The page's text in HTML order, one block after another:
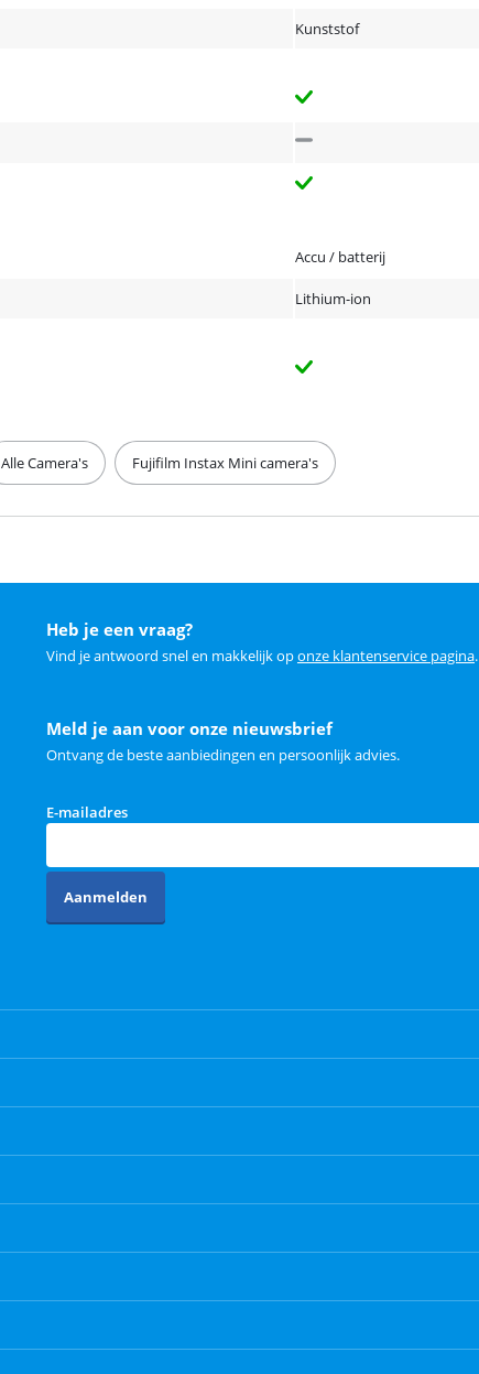
Kunststof
Accu / batterij
Lithium-ion
Alle Camera's Fujifilm Instax Mini camera's
Heb je een vraag?
Vind je antwoord snel en makkelijk oponze klantenservice pagina.
Meld je aan voor onze nieuwsbrief
Ontvang de beste aanbiedingen en persoonlijk advies.
E-mailadres
Aanmelden